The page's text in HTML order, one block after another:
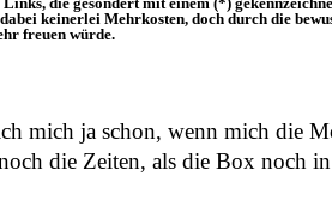
keinerlei Mehrkosten, doch durch die
freuen würde.
mich ja schon, wenn mich die
die Zeiten, als die Box noch